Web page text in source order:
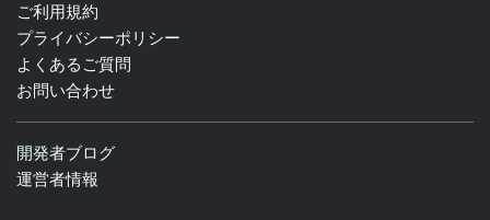
ご利用規約
プライバシーポリシー
よくあるご質問
お問い合わせ
開発者ブログ
運営者情報